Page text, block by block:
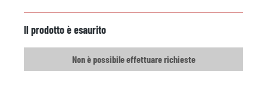
Il prodotto è esaurito
Non è possibile effettuare richieste